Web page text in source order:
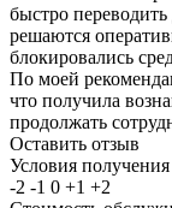
быстро
решаются
блокировались
По моей
что получила
продолжать
Оставить отзыв
Условия получения
-2 -1 0 +1 +2